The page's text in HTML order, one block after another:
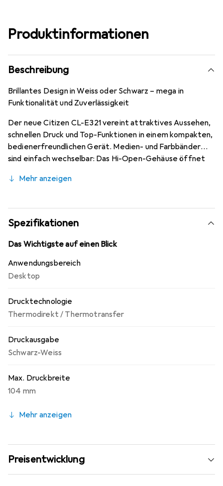
Produktinformationen
Beschreibung
Brillantes Design in Weiss oder Schwarz – mega in
Funktionalität und Zuverlässigkeit
Der neue Citizen CL-E321 vereint attraktives Aussehen,
schnellen Druck und Top-Funktionen in einem kompakten,
bedienerfreundlichen Gerät. Medien- und Farbbänder
sind einfach wechselbar: Das Hi-Open-Gehäuse öffnet
und Druckeremulationen eignet sich der CL-E321
im Internethandel und im Gesundheitswesen. Nach der
einfachen Inbetriebnahme ist er einfach zu bedienen und
sorgt für problemlosen Betrieb. Der CL-E321 arbeitet
mit einer Höchstgeschwindigkeit von bis zu 200 mm/Sek.
Erhältlich in Schwarz oder Weiss.
Mehr anzeigen
Spezifikationen
Das Wichtigste auf einen Blick
Anwendungsbereich
Desktop
Drucktechnologie
Thermodirekt / Thermotransfer
Druckausgabe
Schwarz-Weiss
Max. Druckbreite
104 mm
Mehr anzeigen
Preisentwicklung